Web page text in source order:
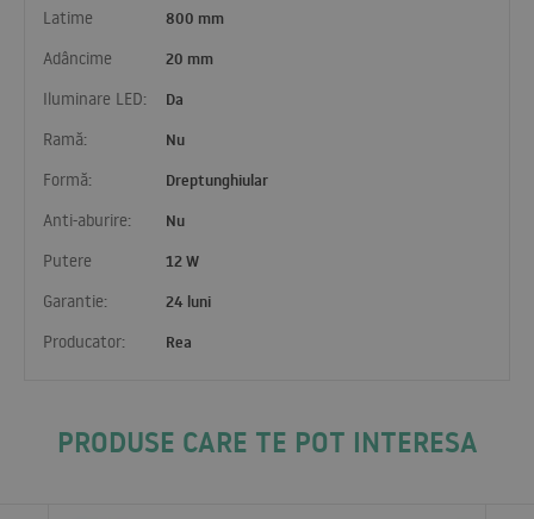
Latime
800 mm
Adâncime
20 mm
Iluminare LED:
Da
Ramă:
Nu
Formă:
Dreptunghiular
Anti-aburire:
Nu
Putere
12 W
Garantie:
24 luni
Producator:
Rea
PRODUSE CARE TE POT INTERESA